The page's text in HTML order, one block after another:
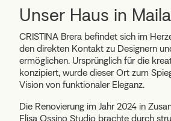
Unser Haus in
CRISTINA Brera befindet sich im
den direkten Kontakt zu Designern
ermöglichen. Ursprünglich für die
konzipiert, wurde dieser Ort zum
Vision von funktionaler Eleganz.
Die Renovierung im Jahr 2024 in
Elisa Ossino Studio brachte durch